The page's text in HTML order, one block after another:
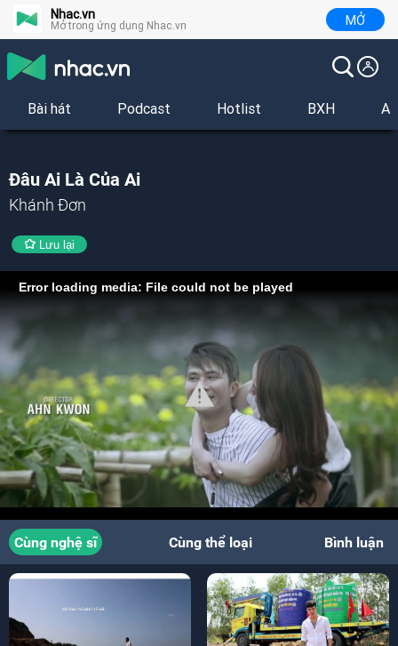
Nhac.vn
Mở trong ứng dụng Nhac.vn MỞ
Bài hát Podcast Hotlist BXH
Đâu Ai Là Của Ai
Khánh Đơn
Lưu lại
Error loading media: File could not be played
Cùng nghệ sĩ Cùng thể loại Bình luận